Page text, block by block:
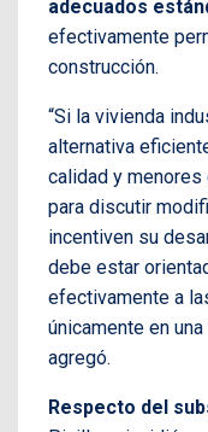
adecuados
efectivamente
construcción.
“Si la vivienda
alternativa
calidad y
para discutir
incentiven su
debe estar
efectivamente a
únicamente en
agregó.
Respecto del